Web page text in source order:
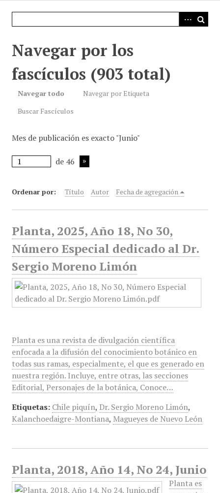
Navegar por los
fascículos (903 total)
Navegar todo
Navegar por Etiqueta
Buscar Fascículos
Mes de publicación es exacto "Junio"
de 46
Ordenar por: Título Autor Fecha de agregación
Planta, 2025, Año 18, No 30,
Número Especial dedicado al Dr.
Sergio Moreno Limón
Planta es una revista de divulgación científica
enfocada a la difusión del conocimiento botánico en
todas sus ramas, especialmente, el que es generado en
nuestra región. Incluye, entre otras, las secciones
Editorial, Personajes de la botánica, Conoce…
Etiquetas: Chile piquín, Dr. Sergio Moreno Limón,
Kalanchoedaigre-Montiana, Magueyes de Nuevo León
Planta, 2018, Año 14, No 24, Junio
Planta es